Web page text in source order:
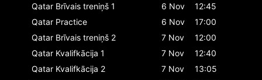
Qatar Brīvais treniņš 1 6 Nov
12:45
Qatar Practice 6 Nov
17:00
Qatar Brīvais treniņš 2 7 Nov
12:00
Qatar Kvalifkācija 1 7 Nov
12:40
Qatar Kvalifkācija 2 7 Nov
13:05